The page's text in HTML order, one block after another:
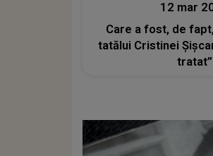
12 mar
Care a fost, de
tatălui Cristinei
tratat”